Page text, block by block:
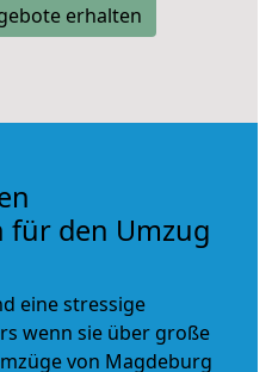
erhalten
für den Umzug
eine stressige
wenn sie über große
von Magdeburg